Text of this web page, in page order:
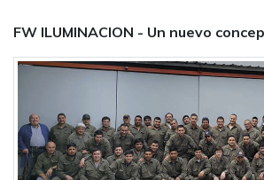
FW ILUMINACION - Un nuevo